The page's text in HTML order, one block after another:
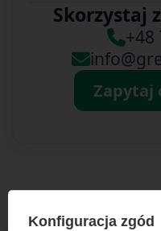
Skorzystaj
+48
Zapytaj
Konfiguracja zgód